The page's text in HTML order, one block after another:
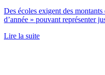
Des écoles exigent des
d’année » pouvant représenter
Lire la suite